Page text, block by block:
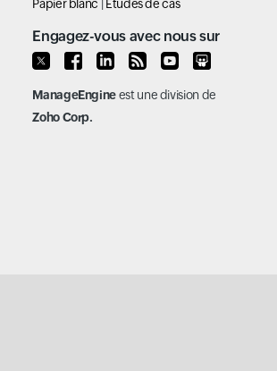
Papier blanc |Études de cas
Engagez-vous avec nous sur
ManageEngineest une division de
Zoho Corp.